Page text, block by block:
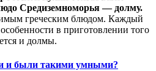
Средиземноморья — долму.
греческим блюдом. Каждый
в приготовлении того
и долмы.
и были такими умными?